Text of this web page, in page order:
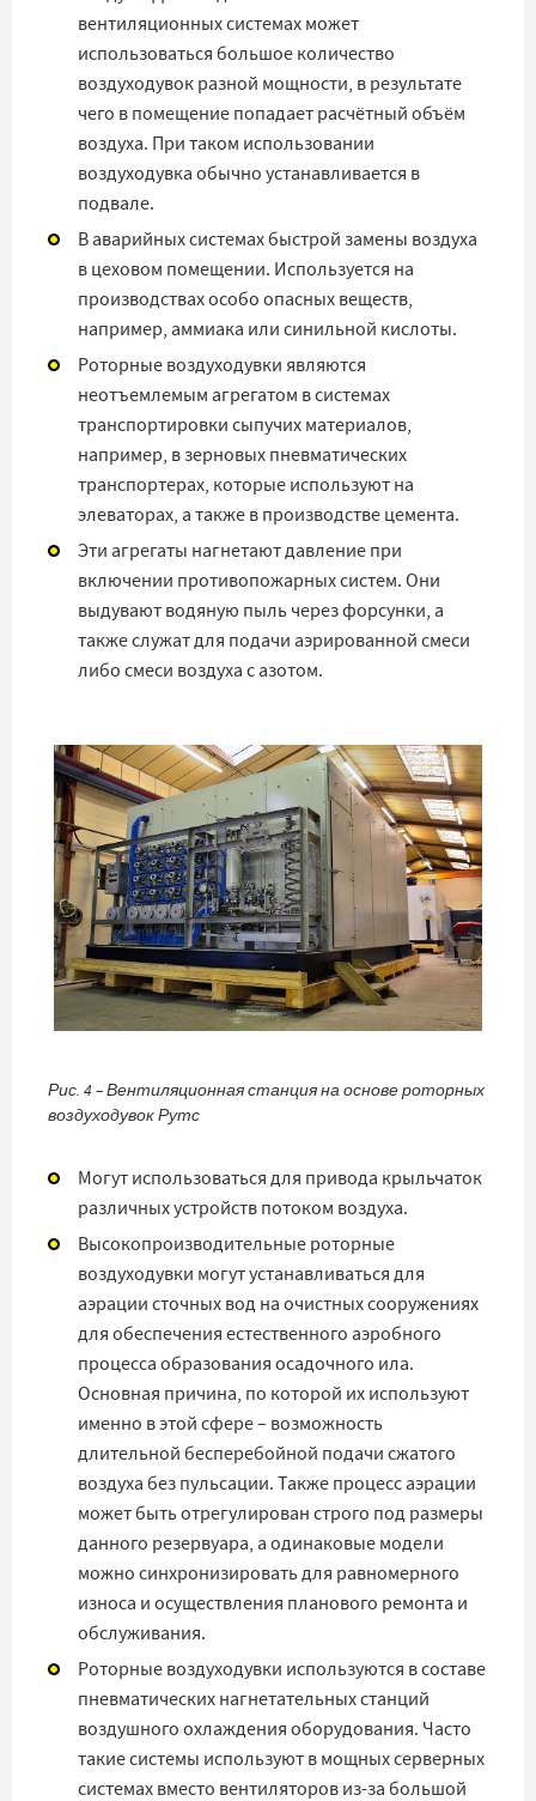
вентиляционных системах может
использоваться большое количество
воздуходувок разной мощности, в результате
чего в помещение попадает расчётный объём
воздуха. При таком использовании
воздуходувка обычно устанавливается в
подвале.
В аварийных системах быстрой замены воздуха
в цеховом помещении. Используется на
производствах особо опасных веществ,
например, аммиака или синильной кислоты.
Роторные воздуходувки являются
неотъемлемым агрегатом в системах
транспортировки сыпучих материалов,
например, в зерновых пневматических
транспортерах, которые используют на
элеваторах, а также в производстве цемента.
Эти агрегаты нагнетают давление при
включении противопожарных систем. Они
выдувают водяную пыль через форсунки, а
также служат для подачи аэрированной смеси
либо смеси воздуха с азотом.
Рис. 4 – Вентиляционная станция на основе роторных
воздуходувок Рутс
Могут использоваться для привода крыльчаток
различных устройств потоком воздуха.
Высокопроизводительные роторные
воздуходувки могут устанавливаться для
аэрации сточных вод на очистных сооружениях
для обеспечения естественного аэробного
процесса образования осадочного ила.
Основная причина, по которой их используют
именно в этой сфере – возможность
длительной бесперебойной подачи сжатого
воздуха без пульсации. Также процесс аэрации
может быть отрегулирован строго под размеры
данного резервуара, а одинаковые модели
можно синхронизировать для равномерного
износа и осуществления планового ремонта и
обслуживания.
Роторные воздуходувки используются в составе
пневматических нагнетательных станций
воздушного охлаждения оборудования. Часто
такие системы используют в мощных серверных
системах вместо вентиляторов из-за большой